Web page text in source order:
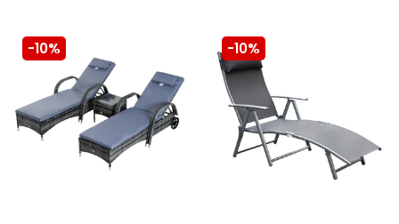
-10% -10%